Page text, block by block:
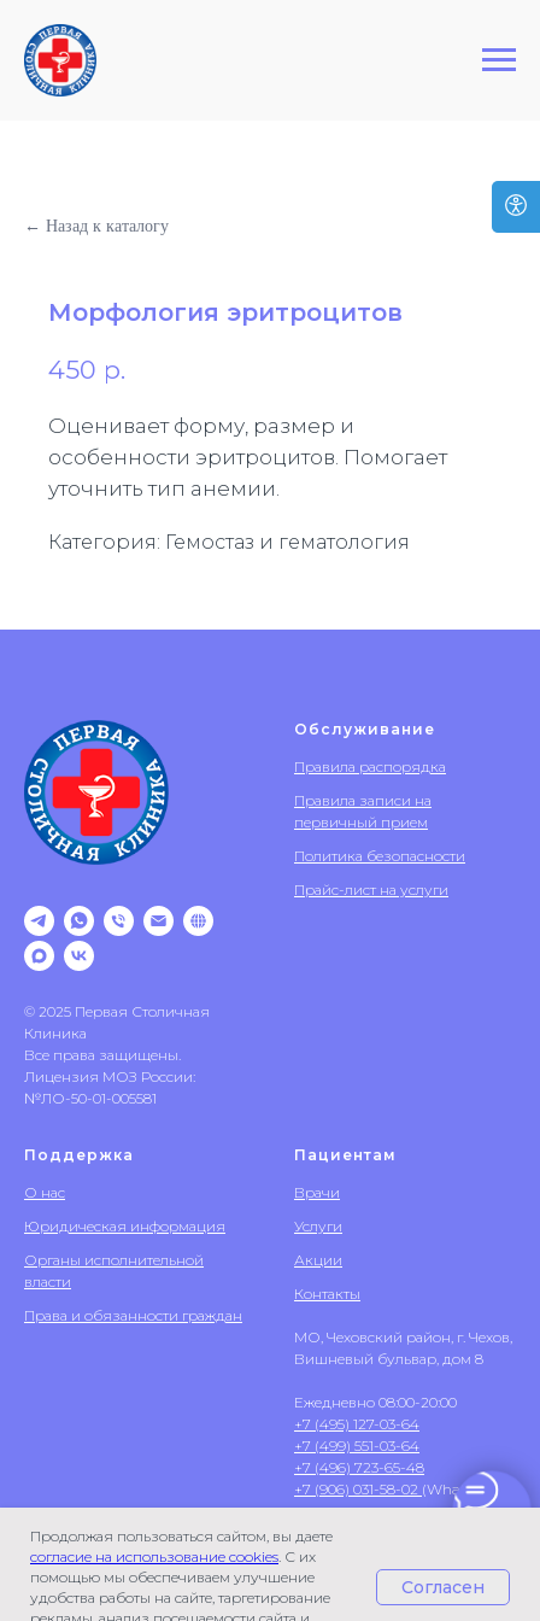
Первая Столичная Клиника
Продолжая пользоваться сайтом, вы даете
согласие на использование cookies. С их
помощью мы обеспечиваем улучшение
удобства работы на сайте, таргетирование
Согласен
← Назад к каталогу
Морфология эритроцитов
450 р.
Оценивает форму, размер и
особенности эритроцитов. Помогает
уточнить тип анемии.
Категория: Гемостаз и гематология
© 2025 Первая Столичная
Клиника
Все права защищены.
Лицензия МОЗ России:
№ЛО-50-01-005581
Обслуживание
Правила распорядка
Правила записи на
первичный прием
Политика безопасности
Прайс-лист на услуги
Поддержка
О нас
Юридическая информация
Органы исполнительной
власти
Права и обязанности граждан
Пациентам
Врачи
Услуги
Акции
Контакты
МО, Чеховский район, г. Чехов,
Вишневый бульвар, дом 8
Ежедневно 08:00-20:00
+7 (495) 127-03-64
+7 (499) 551-03-64
+7 (496) 723-65-48
+7 (906) 031-58-02 (WhatsApp)